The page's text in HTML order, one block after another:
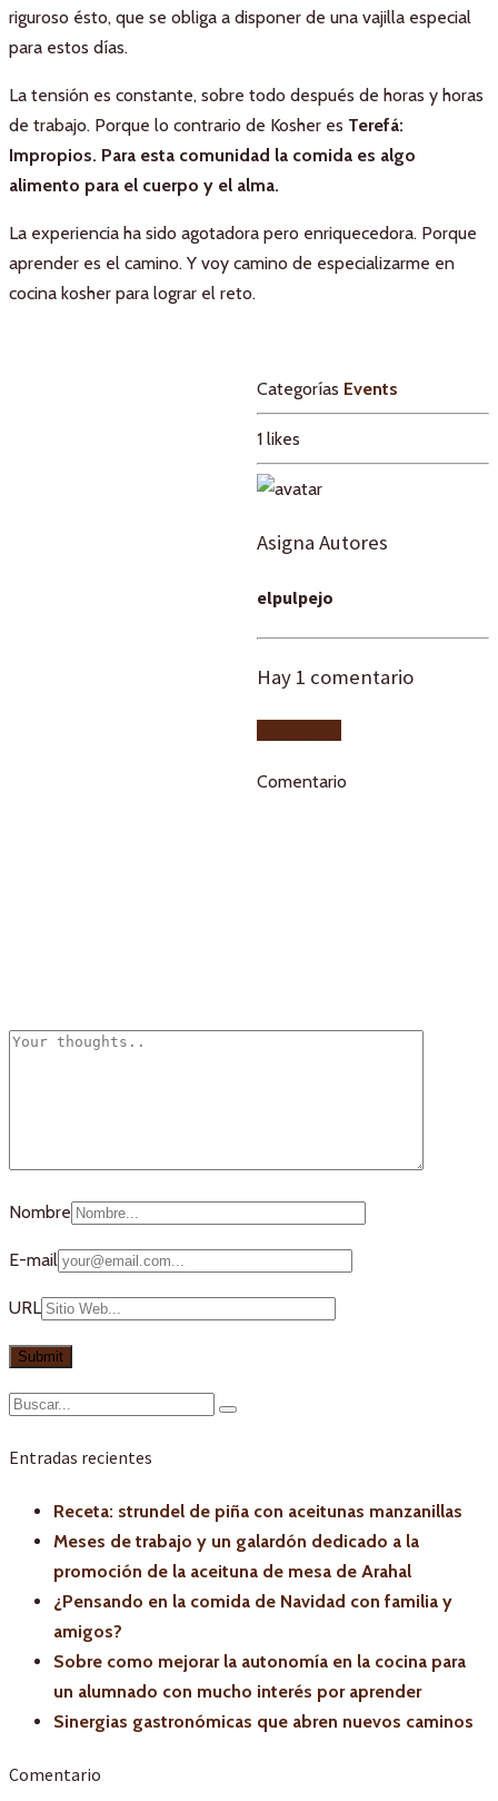
riguroso ésto, que se obliga a disponer de una vajilla especial
para estos días.
La tensión es constante, sobre todo después de horas y horas
de trabajo. Porque lo contrario de Kosher es Terefá:
Impropios. Para esta comunidad la comida es algo
alimento para el cuerpo y el alma.
La experiencia ha sido agotadora pero enriquecedora. Porque
aprender es el camino. Y voy camino de especializarme en
cocina kosher para lograr el reto.
Categorías Events
1likes
Asigna Autores
elpulpejo
Hay 1 comentario
Comentario
Nombre
E-mail
URL
Entradas recientes
Receta: strundel de piña con aceitunas manzanillas
Meses de trabajo y un galardón dedicado a la
promoción de la aceituna de mesa de Arahal
¿Pensando en la comida de Navidad con familia y
amigos?
Sobre como mejorar la autonomía en la cocina para
un alumnado con mucho interés por aprender
Sinergias gastronómicas que abren nuevos caminos
Comentario